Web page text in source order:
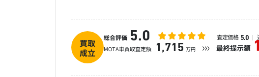
買取
成立
総合評価 5.0 査定価格 5.0
MOTA車買取査定額 1,715 万円 最終提示額